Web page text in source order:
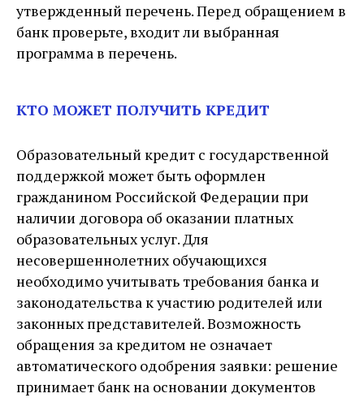
утвержденный перечень. Перед обращением в
банк проверьте, входит ли выбранная
программа в перечень.
КТО МОЖЕТ ПОЛУЧИТЬ КРЕДИТ
Образовательный кредит с государственной
поддержкой может быть оформлен
гражданином Российской Федерации при
наличии договора об оказании платных
образовательных услуг. Для
несовершеннолетних обучающихся
необходимо учитывать требования банка и
законодательства к участию родителей или
законных представителей. Возможность
обращения за кредитом не означает
автоматического одобрения заявки: решение
принимает банк на основании документов